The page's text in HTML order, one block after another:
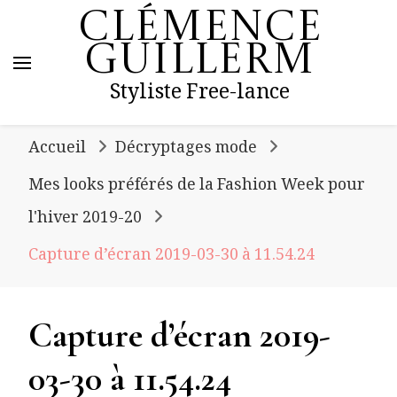
Clémence
Guillerm
Styliste Free-lance
Accueil
Décryptages mode
Mes looks préférés de la Fashion Week pour
l'hiver 2019-20
Capture d’écran 2019-03-30 à 11.54.24
Capture d’écran 2019-
03-30 à 11.54.24